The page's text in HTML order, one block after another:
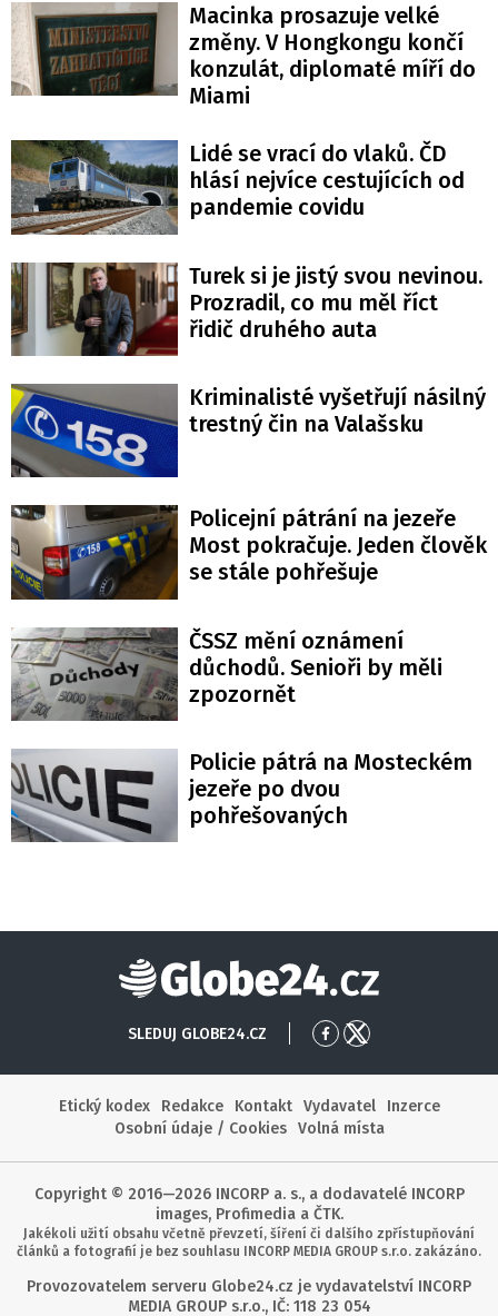
Macinka prosazuje velké
změny. V Hongkongu končí
konzulát, diplomaté míří do
Miami
Lidé se vrací do vlaků. ČD
hlásí nejvíce cestujících od
pandemie covidu
Turek si je jistý svou nevinou.
Prozradil, co mu měl říct
řidič druhého auta
Kriminalisté vyšetřují násilný
trestný čin na Valašsku
Policejní pátrání na jezeře
Most pokračuje. Jeden člověk
se stále pohřešuje
ČSSZ mění oznámení
důchodů. Senioři by měli
zpozornět
Policie pátrá na Mosteckém
jezeře po dvou
pohřešovaných
Globe24
SLEDUJ GLOBE24.CZ
Přejít
Facebook
Přejít
X
Etický kodex
Redakce Kontakt Vydavatel
Inzerce
Osobní údaje / Cookies
Volná místa
Copyright © 2016—2026 INCORP a. s., a dodavatelé INCORP
images, Profimedia a ČTK.
Jakékoli užití obsahu včetně převzetí, šíření či dalšího zpřístupňování
článků a fotografií je bez souhlasu INCORP MEDIA GROUP s.r.o. zakázáno.
Provozovatelem serveru Globe24.cz je vydavatelství INCORP
MEDIA GROUP s.r.o., IČ: 118 23 054